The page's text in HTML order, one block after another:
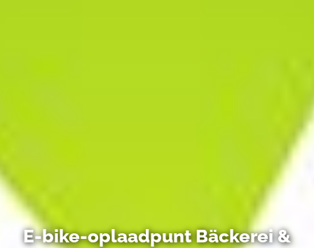
E-bike-oplaadpunt Bäckerei &